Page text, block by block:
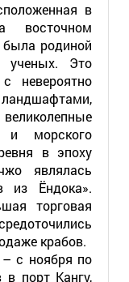
в
восточном
родиной
ученых. Это
невероятно
и морского
в эпоху
являлась
из Ёндока».
торговая
крабов.
– с ноября по
порт Кангу,